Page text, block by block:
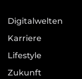
Digitalwelten
Karriere
Lifestyle
Zukunft